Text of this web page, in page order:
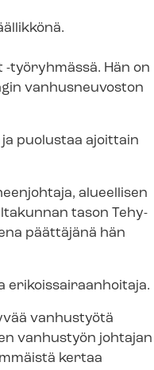
-työryhmässä. Hän on
vanhusneuvoston
puolustaa ajoittain
alueellisen
tason Tehy-
päättäjänä hän
eri­kois­sai­raan­hoi­ta­ja.
vanhustyötä
vanhustyön johtajan
kertaa